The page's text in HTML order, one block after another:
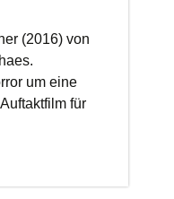
(2016) von
um eine
für